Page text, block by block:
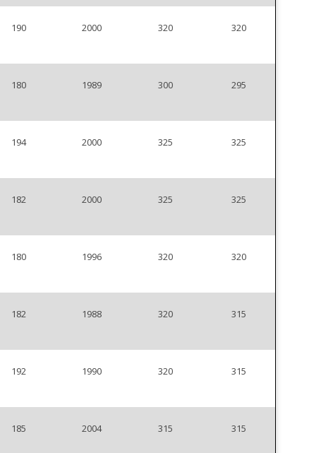
190 2000 320 320
180 1989 300 295
194 2000 325 325
182 2000 325 325
180 1996 320 320
182 1988 320 315
192 1990 320 315
185 2004 315 315